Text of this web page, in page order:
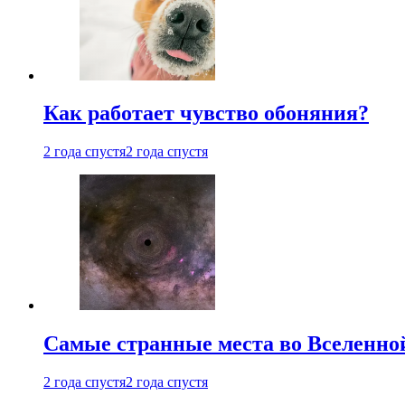
Как работает чувство обоняния?
2 года спустя2 года спустя
Самые странные места во
2 года спустя2 года спустя